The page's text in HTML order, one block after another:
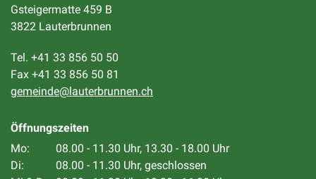
Gsteigermatte 459 B
3822 Lauterbrunnen
Tel. +41 33 856 50 50
Fax +41 33 856 50 81
gemeinde@lauterbrunnen.ch
Öffnungszeiten
Mo:
08.00 - 11.30 Uhr, 13.30 - 18.00 Uhr
Di:
08.00 - 11.30 Uhr, geschlossen